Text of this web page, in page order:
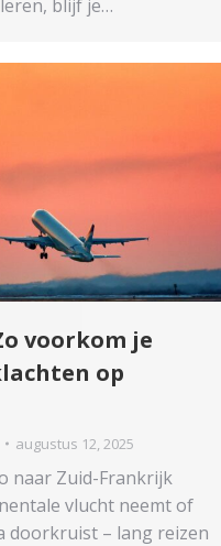
blijf je…
voorkom je
op
augustus 12, 2025
naar Zuid-Frankrijk
vlucht neemt of
doorkruist – lang reizen